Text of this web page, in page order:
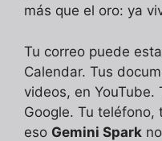
más que el oro: ya
Tu correo puede
Calendar. Tus
videos, en YouTube.
Google. Tu teléfono,
eso Gemini Spark